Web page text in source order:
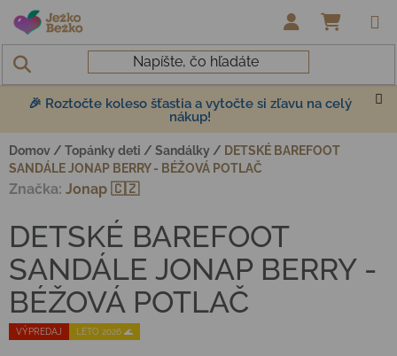
Prejsť na obsah
🎉 Roztočte koleso šťastia a vytočte si zľavu na celý
nákup!
Domov / Topánky deti / Sandálky / DETSKÉ BAREFOOT
SANDÁLE JONAP BERRY - BÉŽOVÁ POTLAČ
VÝPREDAJ LETO 2026 🌊
DETSKÉ BAREFOOT
SANDÁLE JONAP BERRY -
BÉŽOVÁ POTLAČ
Značka: Jonap 🇨🇿